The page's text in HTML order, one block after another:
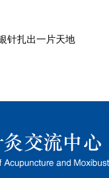
针扎出一片天地